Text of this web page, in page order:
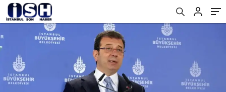
tek saydı: Kartalkaya yangını cinayettir